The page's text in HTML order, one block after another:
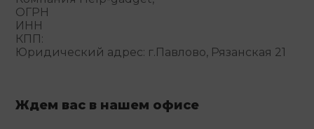
ОГРН
ИНН
КПП:
Юридический адрес: г.Павлово, Рязанская 21
Ждем вас в нашем офисе